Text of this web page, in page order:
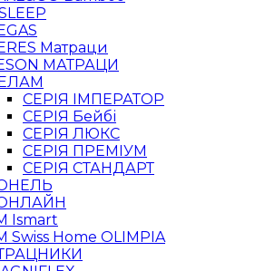
Матраци
МАТРАЦИ
СЕРІЯ ІМПЕРАТОР
СЕРІЯ Бейбі
СЕРІЯ ЛЮКС
СЕРІЯ ПРЕМІУМ
СЕРІЯ СТАНДАРТ
Ismart
Swiss Home OLIMPIA